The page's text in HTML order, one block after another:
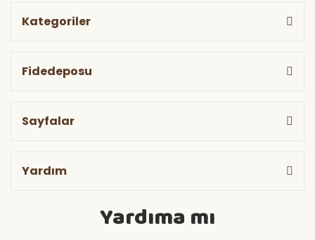
Kategoriler
Fidedeposu
Sayfalar
Yardım
Yardıma mı